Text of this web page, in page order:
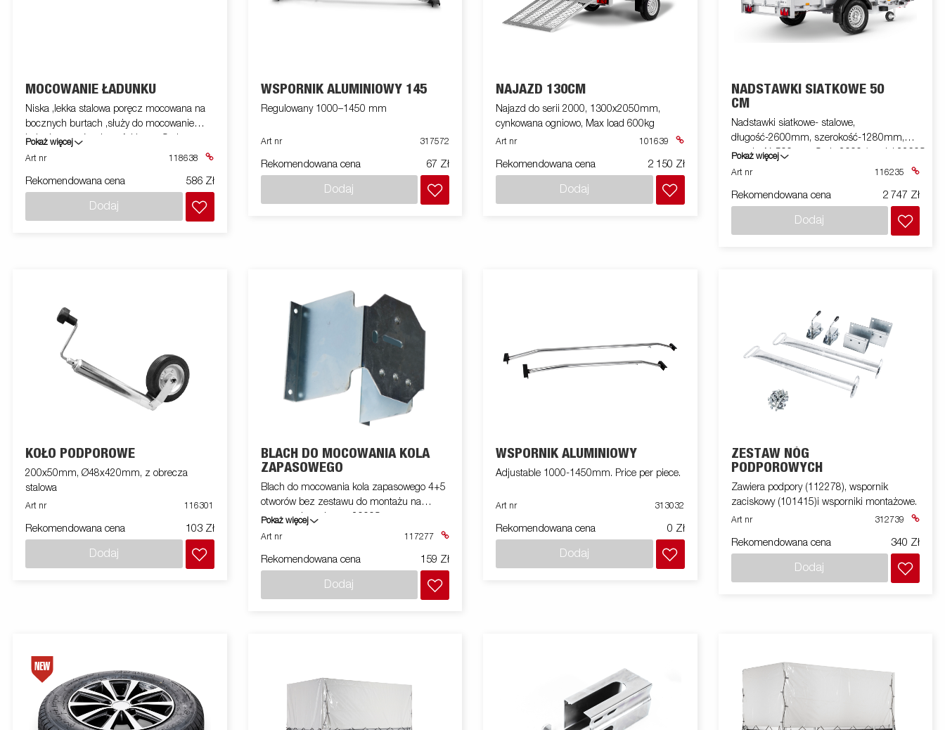
MOCOWANIE ŁADUNKU
Niska ,lekka stalowa poręcz mocowana na
bocznych burtach ,służy do mocowanie
ładunku na górnej części burty ,Seria
2000(model 2260)
Pokaż więcej
Art nr
118638
Rekomendowana cena 586 Zł
Dodaj
WSPORNIK ALUMINIOWY 145
Regulowany 1000–1450 mm
Art nr 317572
Rekomendowana cena 67 Zł
Dodaj
NAJAZD 130CM
Najazd do serii 2000, 1300x2050mm,
cynkowana ogniowo, Max load 600kg
Art nr 101639
Rekomendowana cena 2 150 Zł
Dodaj
NADSTAWKI SIATKOWE 50
CM
Nadstawki siatkowe- stalowe,
długość-2600mm, szerokość-1280mm,
wysokość-500mm, Seria 2000 (model 2260S
o szerokości 1280mm)
Pokaż więcej
Art nr
116235
Rekomendowana cena 2 747 Zł
Dodaj
KOŁO PODPOROWE
200x50mm, Ø48x420mm, z obrecza
stalowa
Art nr 116301
Rekomendowana cena 103 Zł
Dodaj
BLACH DO MOCOWANIA KOLA
ZAPASOWEGO
Blach do mocowania kola zapasowego 4+5
otworów bez zestawu do montażu na
przyczepie seria np.. 2000S
Pokaż więcej
Art nr
117277
Rekomendowana cena 159 Zł
Dodaj
WSPORNIK ALUMINIOWY
Adjustable 1000-1450mm. Price per piece.
Art nr 313032
Rekomendowana cena 0 Zł
Dodaj
ZESTAW NÓG
PODPOROWYCH
Zawiera podpory (112278), wspornik
zaciskowy (101415)i wsporniki montażowe.
Art nr 312739
Rekomendowana cena 340 Zł
Dodaj